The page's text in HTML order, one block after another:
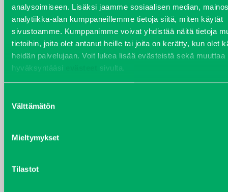
analysoimiseen. Lisäksi jaamme sosiaalisen median,
analytiikka-alan kumppaneillemme tietoja siitä, miten käytät
sivustoamme. Kumppanimme voivat yhdistää näitä tietoja
tietoihin, joita olet antanut heille tai joita on kerätty, kun olet
heidän palvelujaan. Voit lukea lisää evästeistä sekä muuttaa
hyväksyntääsi
sivulta.
valinta
Välttämätön
Mieltymykset
Tilastot
VARAOSAT
Varaosat
Puh 020 7458 686
varaosat@j-trading.fi